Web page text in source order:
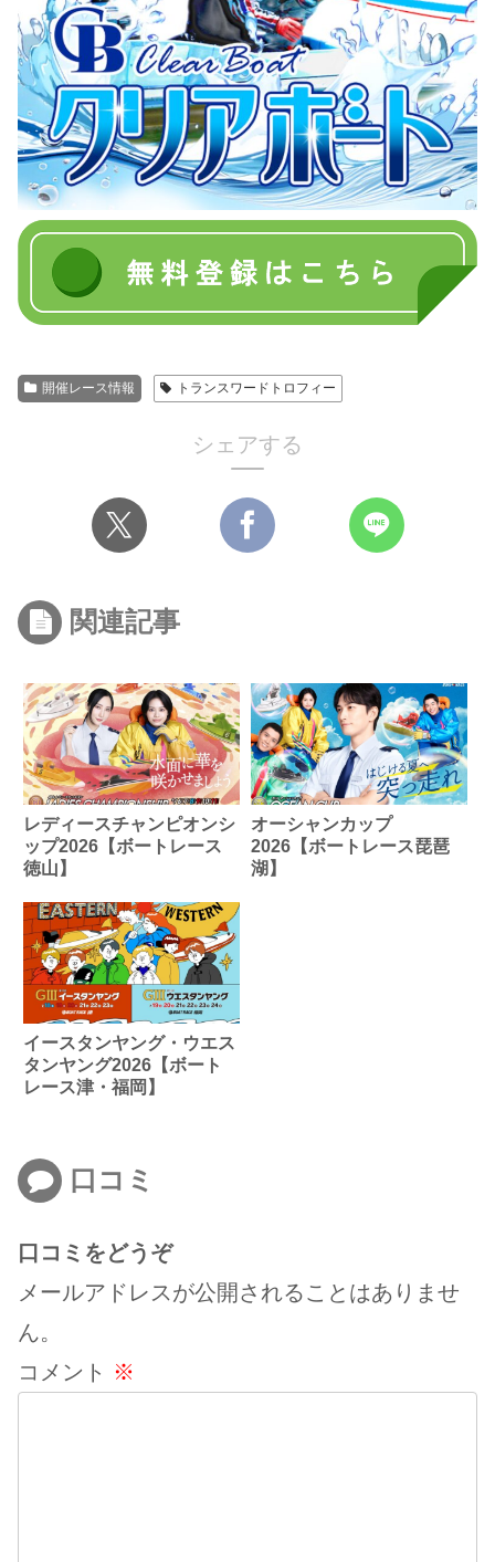
開催レース情報 トランスワードトロフィー
シェアする
関連記事
レディースチャンピオンシ
ップ2026【ボートレース
徳山】
オーシャンカップ
2026【ボートレース琵琶
湖】
イースタンヤング・ウエス
タンヤング2026【ボート
レース津・福岡】
口コミ
口コミをどうぞ
メールアドレスが公開されることはありませ
ん。
コメント ※